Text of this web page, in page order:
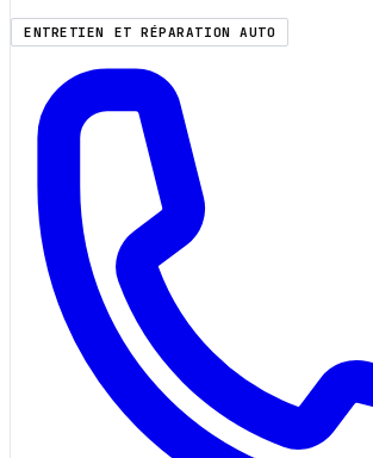
ENTRETIEN ET RÉPARATION AUTO